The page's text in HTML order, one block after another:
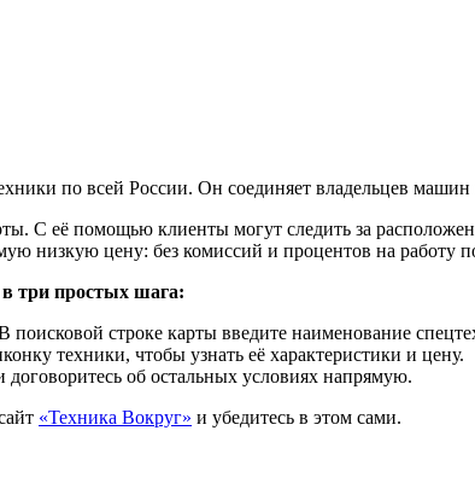
по всей России. Он соединяет владельцев
С её помощью клиенты могут следить за
низкую цену: без комиссий и процентов на работу
в три простых шага:
строке карты введите наименование
техники, чтобы узнать её характеристики и цену.
об остальных условиях напрямую.
«Техника Вокруг» и убедитесь в этом сами.